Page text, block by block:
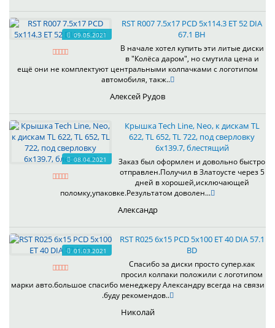
09.05.2021
RST R007 7.5x17 PCD 5x114.3 ET 52 DIA
67.1 BH
В начале хотел купить эти литые диски
в "Колёса даром", но смутила цена и
ещё они не комплектуют центральными колпачками с логотипом
автомобиля, такж..
Алексей Рудов
08.04.2021
Крышка Tech Line, Neo, к дискам TL
622, TL 652, TL 722, под сверловку
6х139.7, блестящий
Заказ был оформлен и довольно быстро
отправлен.Получил в Златоусте через 5
дней в хорошей,исключающей
поломку,упаковке.Результатом доволен...
Александр
01.03.2021
RST R025 6x15 PCD 5x100 ET 40 DIA 57.1
BD
Спасибо за диски просто супер.как
просил колпаки положили с логотипом
марки авто.большое спасибо менеджеру Александру всегда на связи
.буду рекомендов..
Николай